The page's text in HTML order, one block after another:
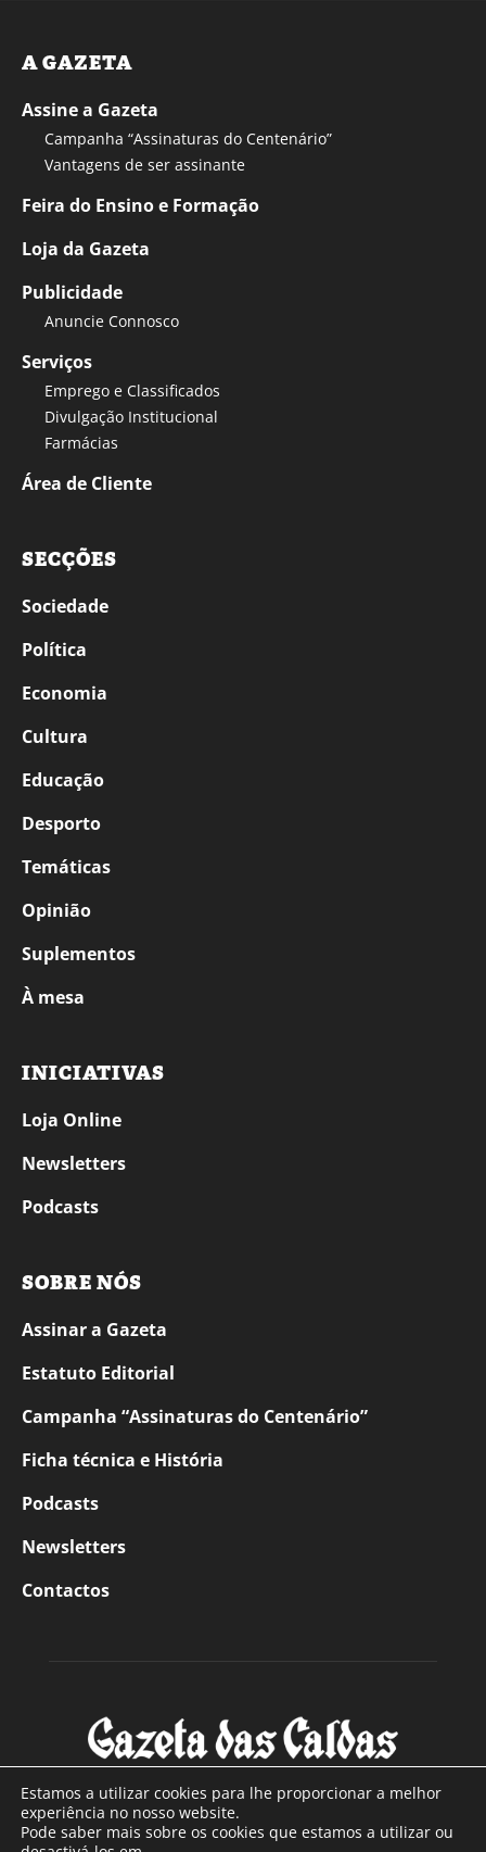
A GAZETA
Assine a Gazeta
Campanha “Assinaturas do Centenário”
Vantagens de ser assinante
Feira do Ensino e Formação
Loja da Gazeta
Publicidade
Anuncie Connosco
Serviços
Emprego e Classificados
Divulgação Institucional
Farmácias
Área de Cliente
SECÇÕES
Sociedade
Política
Economia
Cultura
Educação
Desporto
Temáticas
Opinião
Suplementos
À mesa
INICIATIVAS
Loja Online
Newsletters
Podcasts
SOBRE NÓS
Assinar a Gazeta
Estatuto Editorial
Campanha “Assinaturas do Centenário”
Ficha técnica e História
Podcasts
Newsletters
Contactos
SOBRE NÓS
Estamos a utilizar cookies para lhe proporcionar a melhor
experiência no nosso website.
Pode saber mais sobre os cookies que estamos a utilizar ou